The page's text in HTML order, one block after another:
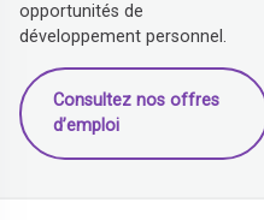
opportunités de
développement personnel.
Consultez nos offres
d’emploi